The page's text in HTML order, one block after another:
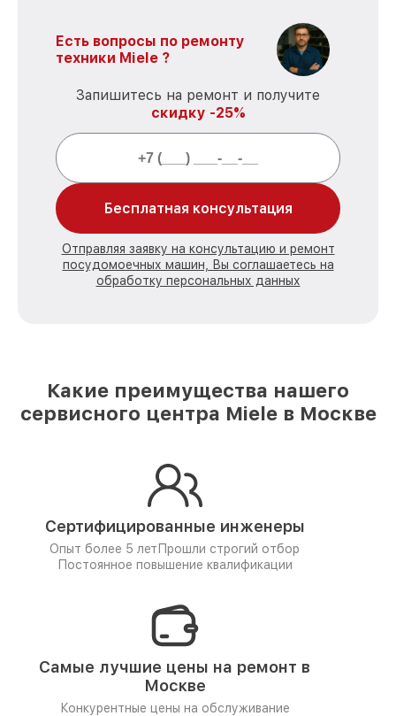
Есть вопросы по ремонту
техники Miele ?
Запишитесь на ремонт и получите
скидку -25%
Бесплатная консультация
Отправляя заявку на консультацию и ремонт
посудомоечных машин, Вы соглашаетесь на
обработку персональных данных
Какие преимущества нашего
сервисного центра Miele в Москве
Сертифицированные инженеры
Опыт более 5 лет Прошли строгий отбор
Постоянное повышение квалификации
Самые лучшие цены на ремонт в
Москве
Конкурентные цены на обслуживание